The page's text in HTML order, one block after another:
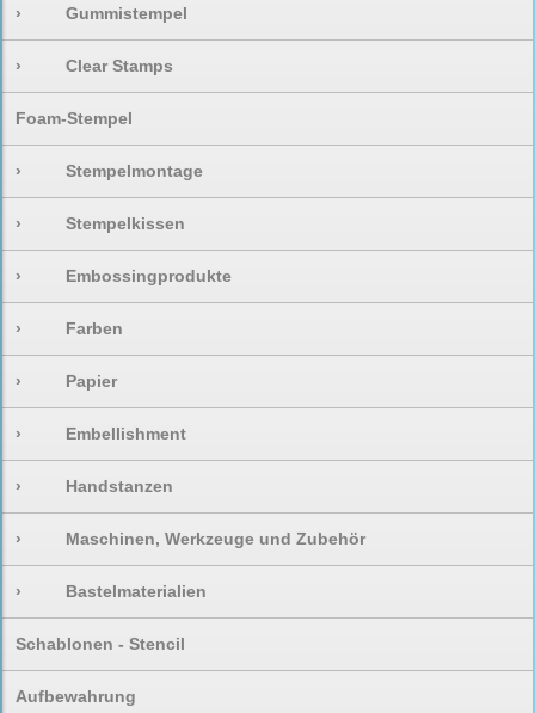
› Gummistempel
› Clear Stamps
Foam-Stempel
› Stempelmontage
› Stempelkissen
› Embossingprodukte
› Farben
› Papier
› Embellishment
› Handstanzen
› Maschinen, Werkzeuge und Zubehör
› Bastelmaterialien
Schablonen - Stencil
Aufbewahrung